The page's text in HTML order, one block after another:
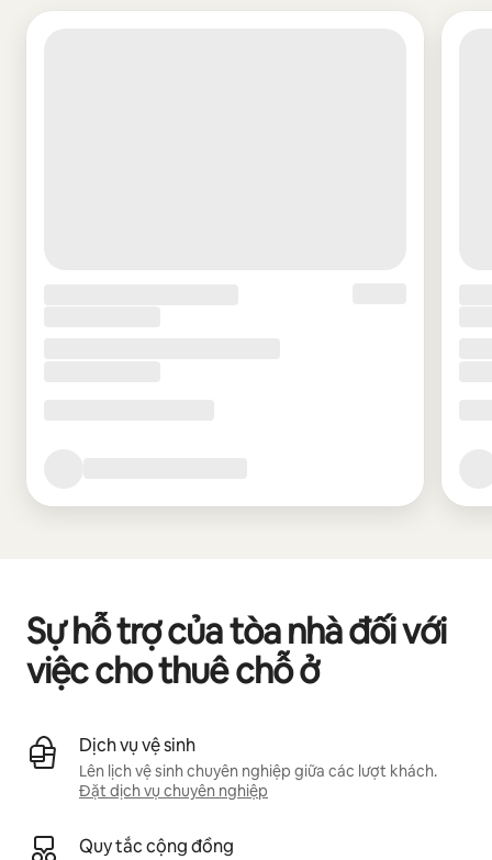
Sự hỗ trợ của tòa nhà đối với
việc cho thuê chỗ ở
Dịch vụ vệ sinh
Lên lịch vệ sinh chuyên nghiệp giữa các lượt khách.
Đặt dịch vụ chuyên nghiệp
Quy tắc cộng đồng